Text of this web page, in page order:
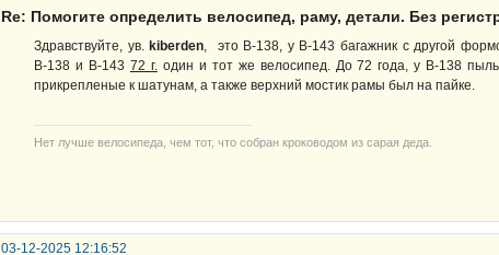
Re: Помогите определить велосипед, раму, детали. Без
Здравствуйте, ув.kiberden, это В-138, у В-143 багажник с другой
В-138 и В-143 72 г.один и тот же велосипед. До 72 года, у В-138
прикрепленые к шатунам, а также верхний мостик рамы был на пайке.
Нет лучше велосипеда, чем тот, что собран кроководом из сарая деда.
03-12-2025 12:16:52